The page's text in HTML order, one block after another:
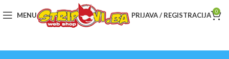
MENU PRIJAVA / REGISTRACIJA 0